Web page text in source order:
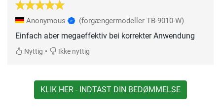
Anonymous (forgængermodeller TB-9010-W)
Einfach aber megaeffektiv bei korrekter Anwendung
Nyttig • Ikke nyttig
KLIK HER - INDTAST DIN BEDØMMELSE